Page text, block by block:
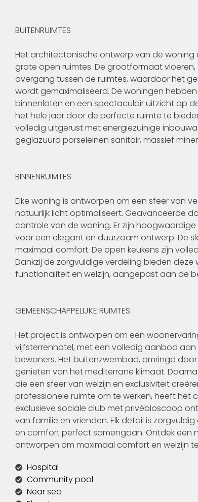
BUITENRUIMTES
Het architectonische ontwerp van de
grote open ruimtes. De grootformaat
overgang tussen de ruimtes, waardoor het
wordt gemaximaliseerd. De woningen
binnenlaten en een spectaculair uitzicht op
het hele jaar door de perfecte ruimte te
volledig uitgerust met energiezuinige
geglazuurd porseleinen sanitair, massief
BINNENRUIMTES
Elke woning is ontworpen om een sfeer van
natuurlijk licht optimaliseert. Geavanceerde
controle van de woning. Er zijn
voor een elegant en duurzaam ontwerp. De
maximaal comfort. De open keukens zijn
Dankzij de zorgvuldige verdeling bieden
functionaliteit en welzijn, aangepast aan de
GEMEENSCHAPPELIJKE RUIMTES
Het project is ontworpen om een
vijfsterrenhotel, met een volledig aanbod
bewoners. Het buitenzwembad, omringd
genieten van het mediterrane klimaat.
die een sfeer van welzijn en exclusiviteit
professionele ruimte om te werken, heeft het
exclusieve sociale club met privébioscoop
van familie en vrienden. Elk detail is
en comfort perfect samengaan. Ontdek een
ontworpen om maximaal comfort en welzijn
Hospital
Community pool
Near sea